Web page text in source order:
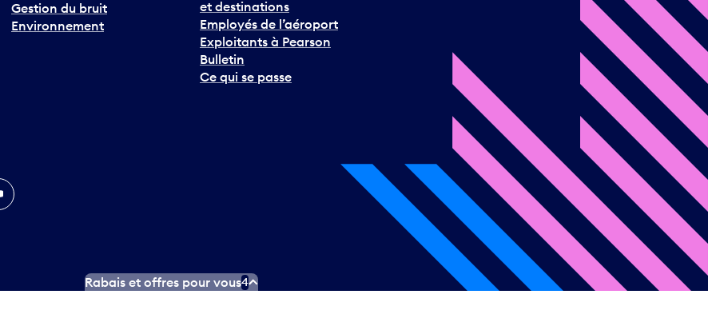
Gestion du bruit
Environnement
et destinations
Employés de l’aéroport
Exploitants à Pearson
Bulletin
Ce qui se passe
officiellesConditions d’utilisation des médias sociauxConditions d’utilisationPolitique de confidentialité
Rabais et offres pour vous4